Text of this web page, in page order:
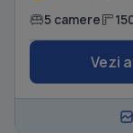
5 camere
Vezi